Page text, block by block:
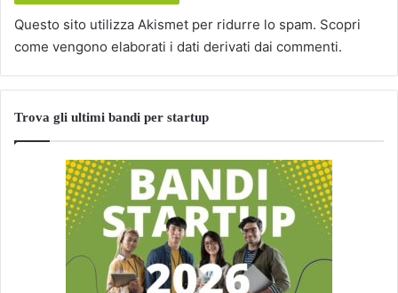
Questo sito utilizza Akismet per ridurre lo spam. Scopri
come vengono elaborati i dati derivati dai commenti.
Trova gli ultimi bandi per startup